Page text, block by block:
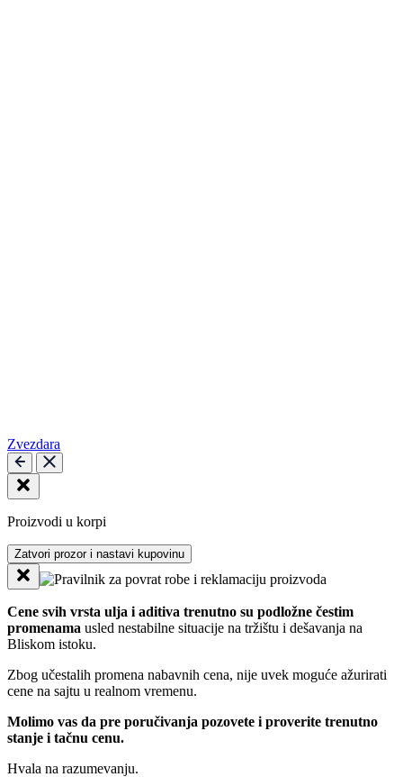
Zvezdara
Proizvodi u korpi
Zatvori prozor i nastavi kupovinu
Cene svih vrsta ulja i aditiva trenutno su podložne čestim
promenama usled nestabilne situacije na tržištu i dešavanja na
Bliskom istoku.
Zbog učestalih promena nabavnih cena, nije uvek moguće ažurirati
cene na sajtu u realnom vremenu.
Molimo vas da pre poručivanja pozovete i proverite trenutno
stanje i tačnu cenu.
Hvala na razumevanju.